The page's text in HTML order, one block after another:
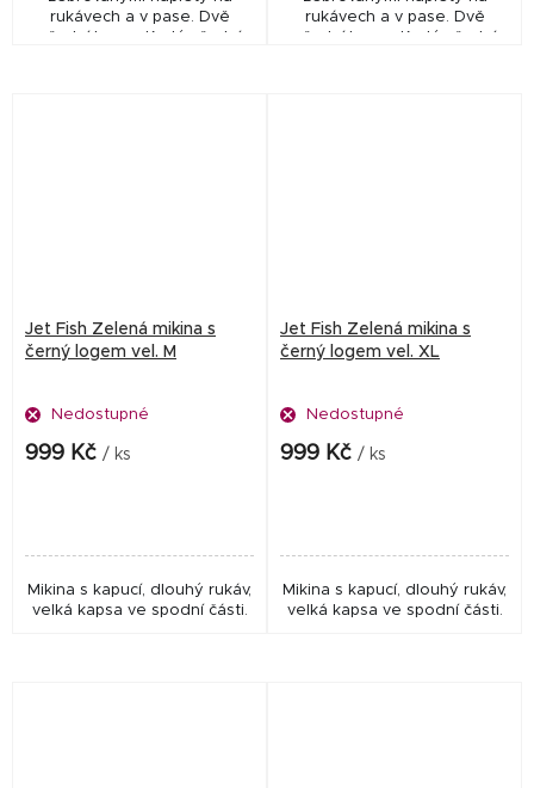
rukávech a v pase. Dvě
přední kapsy. Krytý přední
rukávech a v pase. Dvě
přední kapsy. Krytý přední
Jet Fish Zelená mikina s
černý logem vel. M
Nedostupné
999 Kč / ks
Mikina s kapucí, dlouhý rukáv,
velká kapsa ve spodní části.
Jet Fish Zelená mikina s
černý logem vel. XL
Nedostupné
999 Kč / ks
Mikina s kapucí, dlouhý rukáv,
velká kapsa ve spodní části.